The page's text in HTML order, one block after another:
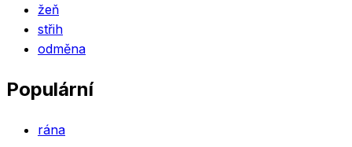
žeň
střih
odměna
Populární
rána